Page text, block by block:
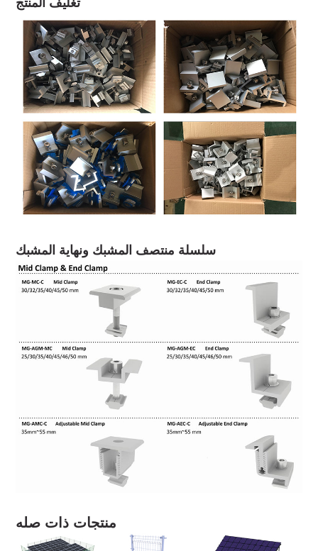
سلسلة منتصف المشبك ونهاية المشبك
منتجات ذات صله